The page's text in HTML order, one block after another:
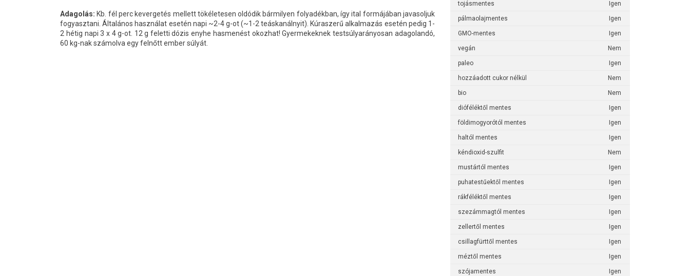
Adagolás: Kb. fél perc kevergetés mellett tökéletesen oldódik bármilyen folyadékban, így ital formájában javasoljuk
fogyasztani. Általános használat esetén napi ~2-4 g-ot (~1-2 teáskanálnyit). Kúraszerű alkalmazás esetén pedig 1-
2 hétig napi 3 x 4 g-ot. 12 g feletti dózis enyhe hasmenést okozhat! Gyermekeknek testsúlyarányosan adagolandó,
60 kg-nak számolva egy felnőtt ember súlyát.
tojásmentes Igen
pálmaolajmentes Igen
GMO-mentes Igen
vegán Nem
paleo Igen
hozzáadott cukor nélkül Nem
bio Nem
dióféléktől mentes Igen
földimogyorótól mentes Igen
haltól mentes Igen
kéndioxid-szulfit Nem
mustártól mentes Igen
puhatestűektől mentes Igen
rákféléktől mentes Igen
szezámmagtól mentes Igen
zellertől mentes Igen
csillagfürttől mentes Igen
méztől mentes Igen
szójamentes Igen